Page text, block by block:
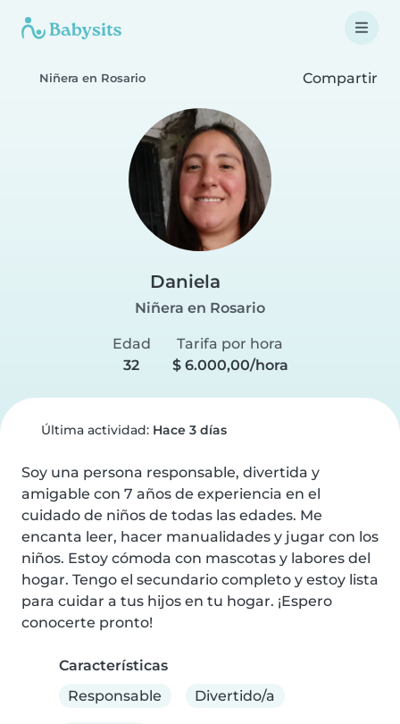
Niñera en Rosario Compartir
Daniela
Niñera en Rosario
Edad
32
Tarifa por hora
$ 6.000,00/hora
Última actividad: Hace 3 días
Soy una persona responsable, divertida y
amigable con 7 años de experiencia en el
cuidado de niños de todas las edades. Me
encanta leer, hacer manualidades y jugar con los
niños. Estoy cómoda con mascotas y labores del
hogar. Tengo el secundario completo y estoy lista
para cuidar a tus hijos en tu hogar. ¡Espero
conocerte pronto!
Características
Responsable
Divertido/a